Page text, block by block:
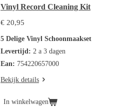
Vinyl Record Cleaning Kit
€ 20,95
5 Delige Vinyl Schoonmaakset
Levertijd: 2 a 3 dagen
Ean: 754220657000
Bekijk details
In winkelwagen